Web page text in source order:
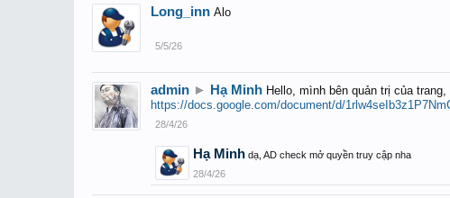
Long_inn Alo
5/5/26
admin ► Hạ Minh Hello, mình bên quản trị của
https://docs.google.com/document/d/
28/4/26
Hạ Minh dạ, AD check mở quyền truy cập nha
28/4/26